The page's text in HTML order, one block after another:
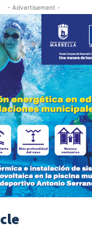
- Advertisement -